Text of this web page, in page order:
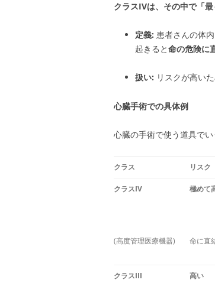
クラスIVは、その中で「
定義: 患者さんの体
起きると命の危険に
扱い: リスクが高い
心臓手術での具体例
心臓の手術で使う道具で
クラス リスク
クラスIV
(高度管理医療機器)
極めて
命に直
クラスIII 高い